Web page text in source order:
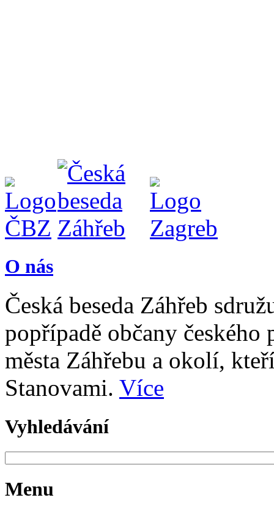
O nás
Česká beseda Záhřeb
popřípadě občany
města Záhřebu a okolí,
Stanovami. Více
Vyhledávání
Menu